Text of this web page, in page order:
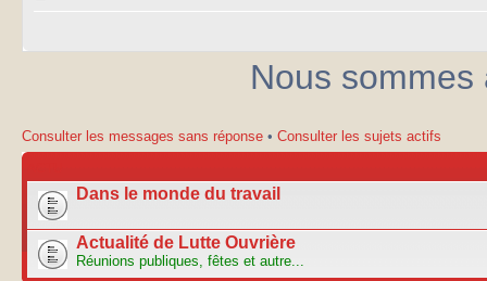
Nous
Consulter les messages sans réponse • Consulter les sujets actifs
Dans le monde du travail
Actualité de Lutte Ouvrière
Réunions publiques, fêtes et autre...